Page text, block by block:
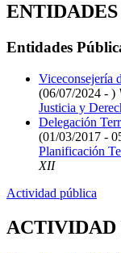
Entidades
Viceconsejería
(06/07/2024 - )
Justicia y
Delegación
(01/03/2017 -
Planificación
XII
Actividad pública
ACTIVIDAD